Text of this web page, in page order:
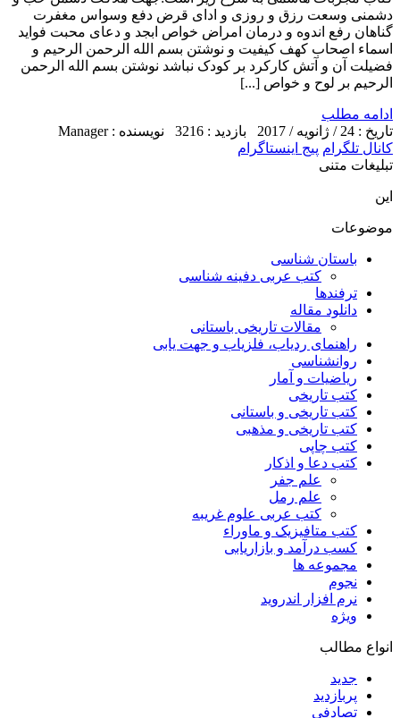
دشمنی وسعت رزق و روزی و ادای قرض دفع وسواس مغفرت
گناهان رفع اندوه و درمان امراض خواص ابجد و دعای محبت فواید
اسماء اصحاب کهف کیفیت و نوشتن بسم الله الرحمن الرحیم و
فضیلت آن و آتش کارکرد بر کودک نباشد نوشتن بسم الله الرحمن
الرحیم بر لوح و خواص [...]
ادامه مطلب
تاریخ : 24 / ژانویه / 2017
بازدید : 3216
نویسنده : Manager
کانال تلگرام پیج اینستاگرام
تبلیغات متنی
این
موضوعات
باستان شناسی
کتب عربی دفینه شناسی
ترفندها
دانلود مقاله
مقالات تاریخی باستانی
راهنمای ردیاب، فلزیاب و جهت یابی
روانشناسی
ریاضیات و آمار
کتب تاریخی
کتب تاریخی و باستانی
کتب تاریخی و مذهبی
کتب چاپی
کتب دعا و اذکار
علم جفر
علم رمل
کتب عربی علوم غریبه
کتب متافیزیک و ماوراء
کسب درآمد و بازاریابی
مجموعه ها
نجوم
نرم افزار اندروید
ویژه
انواع مطالب
جدید
پربازدید
تصادفی